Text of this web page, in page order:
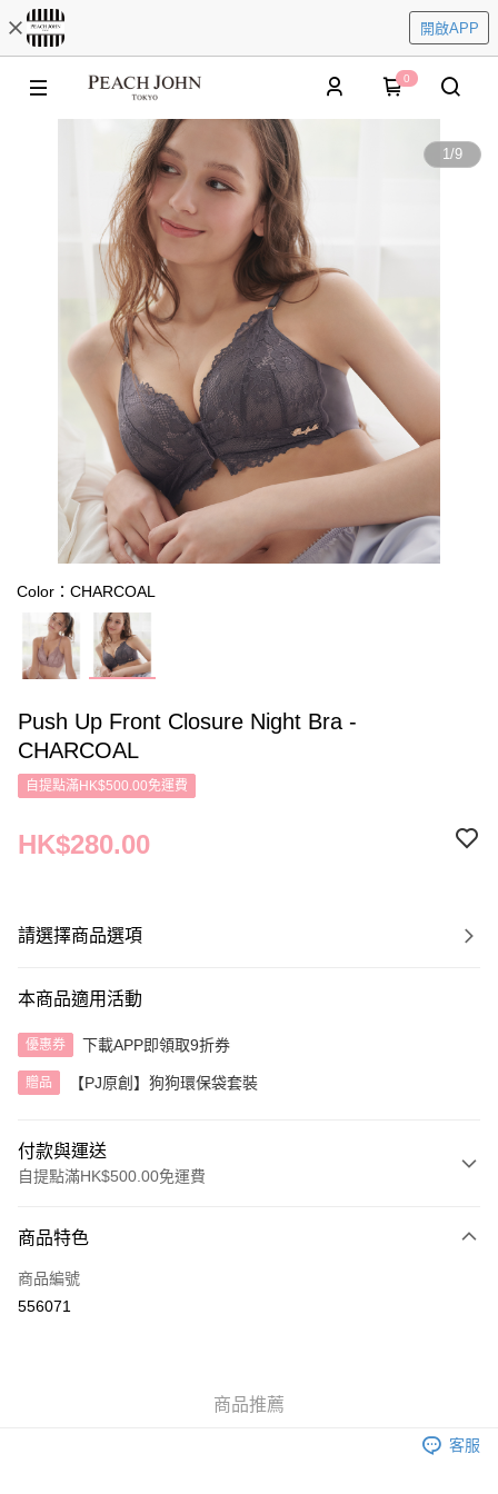
開啟APP
0
1/9
Color：CHARCOAL
Push Up Front Closure Night Bra -
CHARCOAL
自提點滿HK$500.00免運費
HK$280.00
請選擇商品選項
本商品適用活動
優惠券 下載APP即領取9折券
贈品 【PJ原創】狗狗環保袋套裝
付款與運送
自提點滿HK$500.00免運費
信用卡
AlipayHK
每筆HK$40.00，滿HK$500.00或以上免運費
商品特色
商品編號
556071
商品推薦
客服